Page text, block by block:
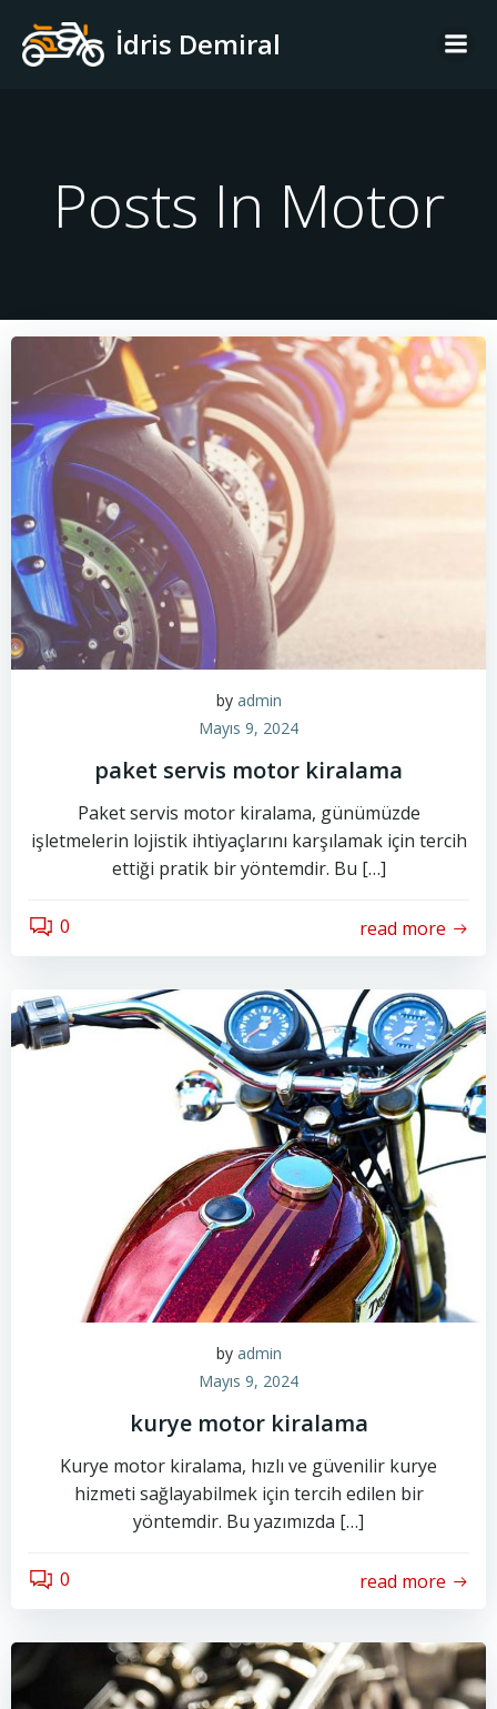
geç
İdris Demiral
Posts In Motor
by admin
Mayıs 9, 2024
paket servis motor kiralama
Paket servis motor kiralama, günümüzde
işletmelerin lojistik ihtiyaçlarını karşılamak için tercih
ettiği pratik bir yöntemdir. Bu […]
0 read more
by admin
Mayıs 9, 2024
kurye motor kiralama
Kurye motor kiralama, hızlı ve güvenilir kurye
hizmeti sağlayabilmek için tercih edilen bir
yöntemdir. Bu yazımızda […]
0 read more